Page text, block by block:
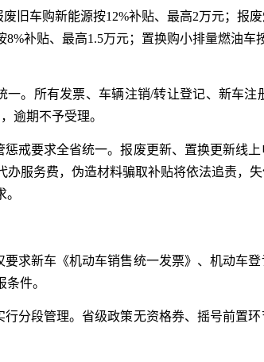
旧车购新能源按12%补贴、最高2万元；报
补贴、最高1.5万元；置换购小排量燃油
一。所有发票、车辆注销/转让登记、新车
逾期不予受理。
戒要求全省统一。报废更新、置换更新线
服务费，伪造材料骗取补贴将依法追责，
求新车《机动车销售统一发票》、机动车
件。
分段管理。省级政策无资格券、摇号前置